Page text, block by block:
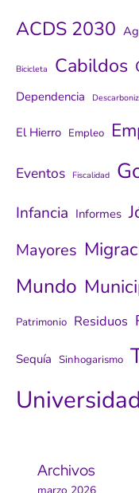
ACDS 2030
Bicicleta Cabildos
Dependencia
El Hierro Empleo
Eventos Fiscalidad
Infancia Informes
Mayores
Mundo
Patrimonio Residuos
Sequía Sinhogarismo
Universidad
Archivos